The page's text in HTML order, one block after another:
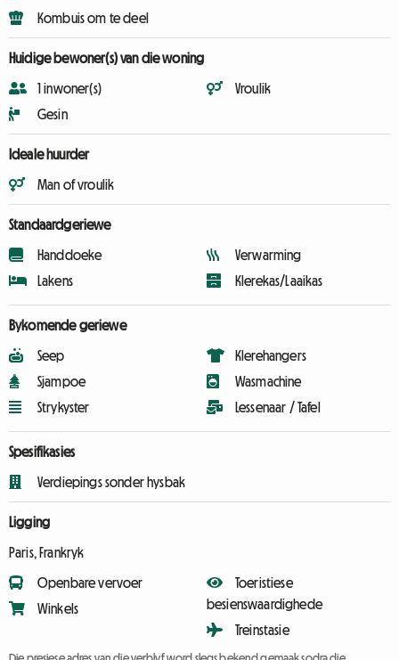
Kombuis om te deel
Huidige bewoner(s) van die woning
1 inwoner(s)
Gesin
Vroulik
Ideale huurder
Man of vroulik
Standaardgeriewe
Handdoeke
Lakens
Verwarming
Klerekas/Laaikas
Bykomende geriewe
Seep
Sjampoe
Strykyster
Klerehangers
Wasmachine
Lessenaar / Tafel
Spesifikasies
Verdiepings sonder hysbak
Ligging
Paris, Frankryk
Openbare vervoer
Winkels
Toeristiese
besienswaardighede
Treinstasie